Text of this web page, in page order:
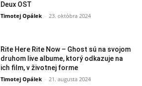
Deux OST
Timotej Opálek - 23. októbra 2024
Rite Here Rite Now – Ghost sú na svojom
druhom live albume, ktorý odkazuje na
ich film, v životnej forme
Timotej Opálek - 21. augusta 2024